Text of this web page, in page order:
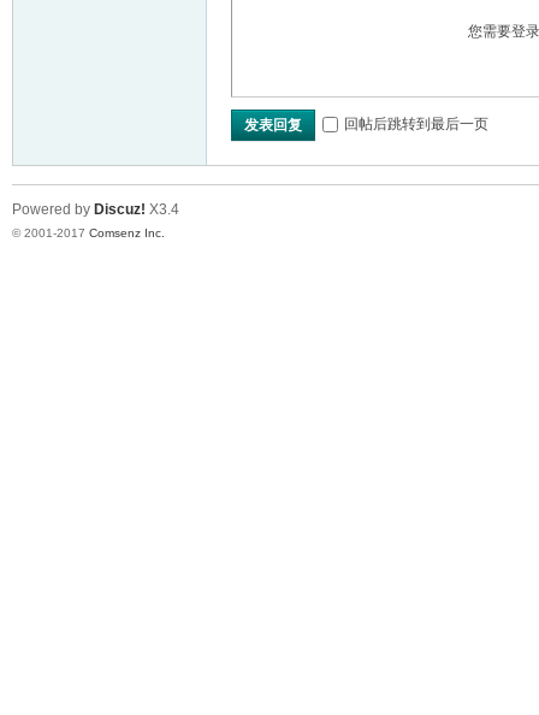
您需要登
发表回复 回帖后跳转到最后一页
Powered by Discuz! X3.4
© 2001-2017 Comsenz Inc.